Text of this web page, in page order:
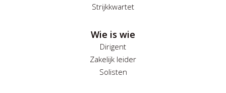
Strijkkwartet
Wie is wie
Dirigent
Zakelijk leider
Solisten